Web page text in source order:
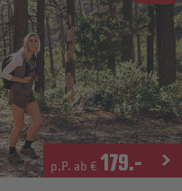
p.P. ab € 179.-